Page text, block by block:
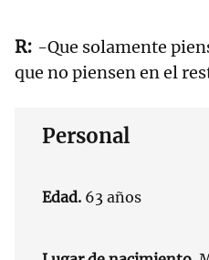
-Que solamente
que no piensen en el
Personal
Edad. 63 años